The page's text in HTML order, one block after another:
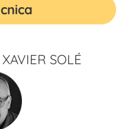
SOLÉ